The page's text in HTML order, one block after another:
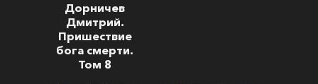
Дорничев
Дмитрий.
Пришествие
бога смерти.
Том 8